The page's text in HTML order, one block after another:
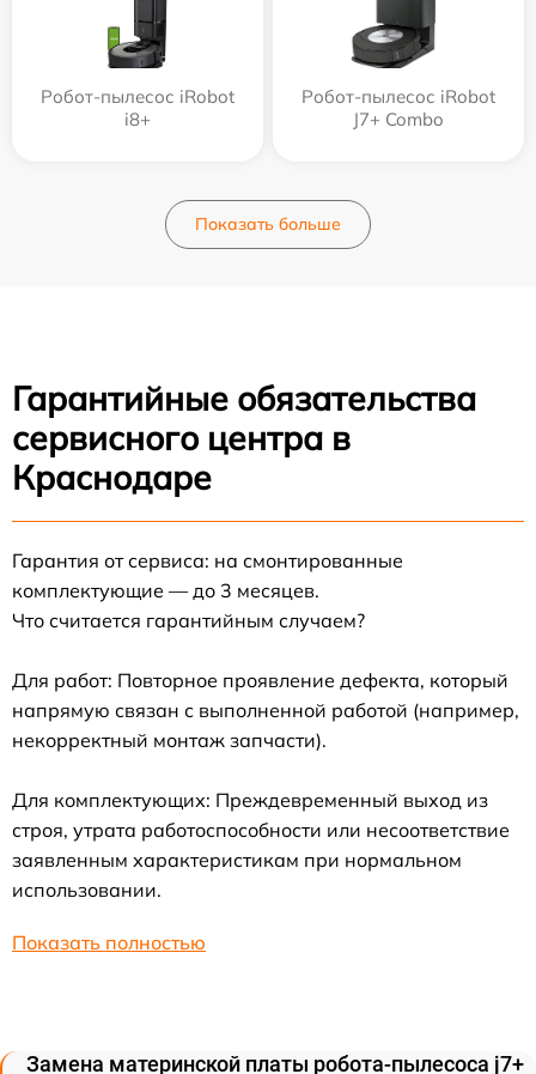
Робот-пылесос iRobot
i8+
Робот-пылесос iRobot
J7+ Combo
Показать больше
Гарантийные обязательства
сервисного центра в
Краснодаре
Гарантия от сервиса: на смонтированные
комплектующие — до 3 месяцев.
Что считается гарантийным случаем?
Для работ: Повторное проявление дефекта, который
напрямую связан с выполненной работой (например,
некорректный монтаж запчасти).
Для комплектующих: Преждевременный выход из
строя, утрата работоспособности или несоответствие
заявленным характеристикам при нормальном
использовании.
Показать полностью
Замена материнской платы робота-пылесоса j7+